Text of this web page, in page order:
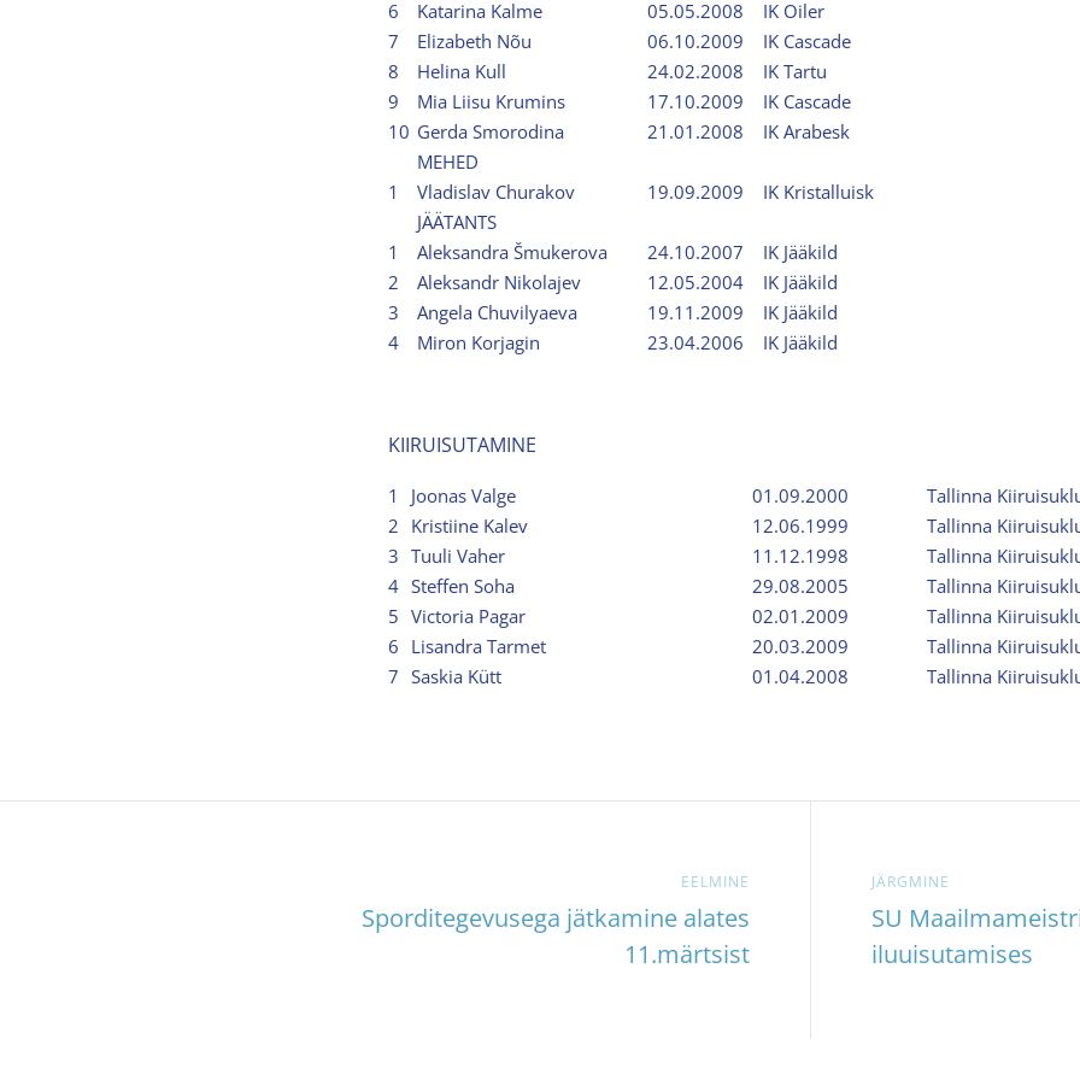
6
Katarina Kalme 05.05.2008
IK Oiler
7
Elizabeth Nõu 06.10.2009
IK Cascade
8
Helina Kull 24.02.2008
IK Tartu
9
Mia Liisu Krumins 17.10.2009
IK Cascade
10 Gerda Smorodina 21.01.2008
IK Arabesk
MEHED
1
Vladislav Churakov 19.09.2009
IK Kristalluisk
JÄÄTANTS
1
Aleksandra Šmukerova 24.10.2007
IK Jääkild
2
Aleksandr Nikolajev 12.05.2004
IK Jääkild
3
Angela Chuvilyaeva 19.11.2009
IK Jääkild
4
Miron Korjagin 23.04.2006 IK Jääkild
KIIRUISUTAMINE
1 Joonas Valge 01.09.2000
Tallinna
2 Kristiine Kalev 12.06.1999
Tallinna
3 Tuuli Vaher 11.12.1998
Tallinna
4 Steffen Soha 29.08.2005
Tallinna
5 Victoria Pagar 02.01.2009
Tallinna
6 Lisandra Tarmet 20.03.2009
Tallinna
7 Saskia Kütt 01.04.2008 Tallinna
EELMINE
Sporditegevusega jätkamine alates
11.märtsist
JÄRGMINE
SU
iluuisutamises